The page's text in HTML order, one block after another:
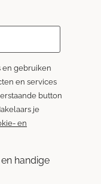
en gebruiken
en services
button
je
en
handige